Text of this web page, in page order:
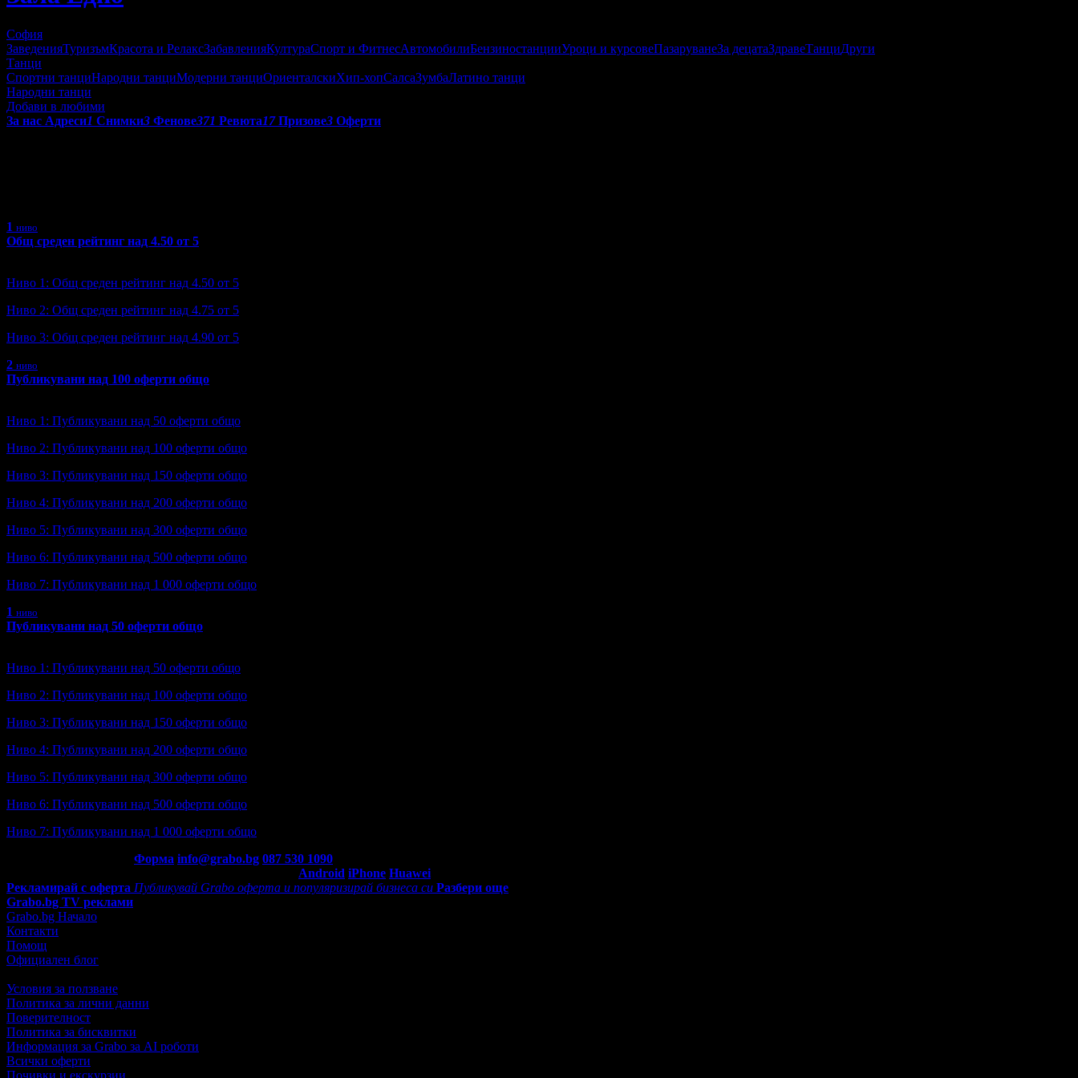
София
ЗаведенияТуризъмКрасота и РелаксЗабавленияКултураСпорт и ФитнесАвтомобилиБензиностанцииУроци и курсовеПазаруванеЗа децатаЗдравеТанциДруги
Танци
Спортни танциНародни танциМодерни танциОриенталскиХип-хопСалсаЗумбаЛатино танци
Народни танци
Добави в любими
За нас Адреси1 Снимки3 Фенове371 Ревюта17 Призове3 Оферти
1 ниво
Общ среден рейтинг над 4.50 от 5
Ниво 1: Общ среден рейтинг над 4.50 от 5
Ниво 2: Общ среден рейтинг над 4.75 от 5
Ниво 3: Общ среден рейтинг над 4.90 от 5
2 ниво
Публикувани над 100 оферти общо
Ниво 1: Публикувани над 50 оферти общо
Ниво 2: Публикувани над 100 оферти общо
Ниво 3: Публикувани над 150 оферти общо
Ниво 4: Публикувани над 200 оферти общо
Ниво 5: Публикувани над 300 оферти общо
Ниво 6: Публикувани над 500 оферти общо
Ниво 7: Публикувани над 1 000 оферти общо
1 ниво
Публикувани над 50 оферти общо
Ниво 1: Публикувани над 50 оферти общо
Ниво 2: Публикувани над 100 оферти общо
Ниво 3: Публикувани над 150 оферти общо
Ниво 4: Публикувани над 200 оферти общо
Ниво 5: Публикувани над 300 оферти общо
Ниво 6: Публикувани над 500 оферти общо
Ниво 7: Публикувани над 1 000 оферти общо
Форма info@grabo.bg 087 530 1090
Android iPhone Huawei
Рекламирай с оферта Публикувай Grabo оферта и популяризирай бизнеса си Разбери още
Grabo.bg TV реклами
Grabo.bg Начало
Контакти
Помощ
Официален блог
Условия за ползване
Политика за лични данни
Поверителност
Политика за бисквитки
Информация за Grabo за AI роботи
Всички оферти
Почивки и екскурзии